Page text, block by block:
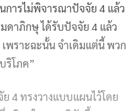
การไม่พิจารณาปัจจัย 4 แล้ว
ดาภิกษุ ได้รับปัจจัย 4 แล้ว
พราะฉะนั้น จำเดิมแต่นี้ พวก
ริโภค”
4 ทรงวางแบบแผนไว้โดย